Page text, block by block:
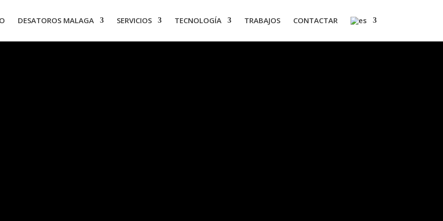
DESATOROS MALAGA SERVICIOS TECNOLOGÍA TRABAJOS CONTACTAR